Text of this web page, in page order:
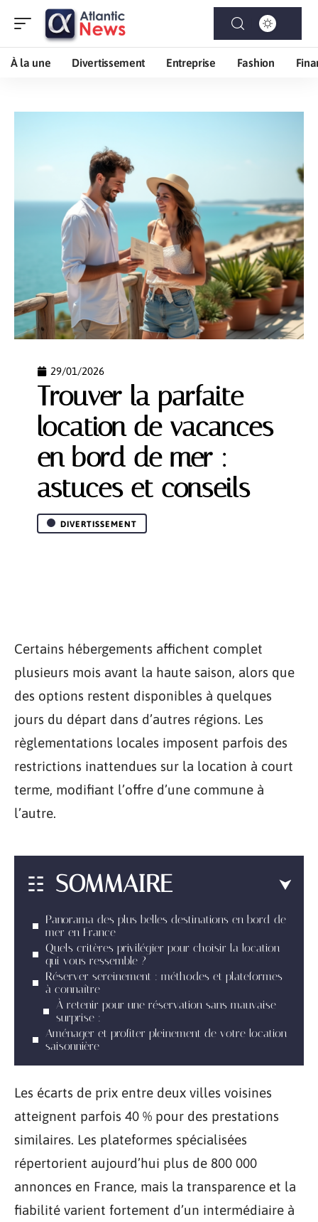
À la une Divertissement Entreprise Fashion
29/01/2026
Trouver la parfaite
location de vacances
en bord de mer :
astuces et conseils
DIVERTISSEMENT
Certains hébergements affichent complet
plusieurs mois avant la haute saison, alors que
des options restent disponibles à quelques
jours du départ dans d’autres régions. Les
règlementations locales imposent parfois des
restrictions inattendues sur la location à court
terme, modifiant l’offre d’une commune à
l’autre.
SOMMAIRE
Panorama des plus belles destinations en bord de
mer en France
Quels critères privilégier pour choisir la location
qui vous ressemble ?
Réserver sereinement : méthodes et plateformes
à connaître
À retenir pour une réservation sans mauvaise
surprise :
Aménager et profiter pleinement de votre location
saisonnière
Les écarts de prix entre deux villes voisines
atteignent parfois 40 % pour des prestations
similaires. Les plateformes spécialisées
répertorient aujourd’hui plus de 800 000
annonces en France, mais la transparence et la
fiabilité varient fortement d’un intermédiaire à